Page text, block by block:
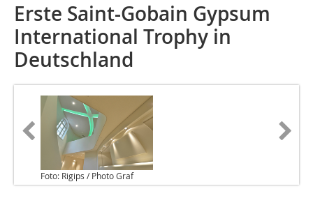
Erste Saint-Gobain Gypsum
International Trophy in
Deutschland
Foto: Rigips / Photo Graf